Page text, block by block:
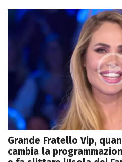
Grande Fratello Vip,
cambia la